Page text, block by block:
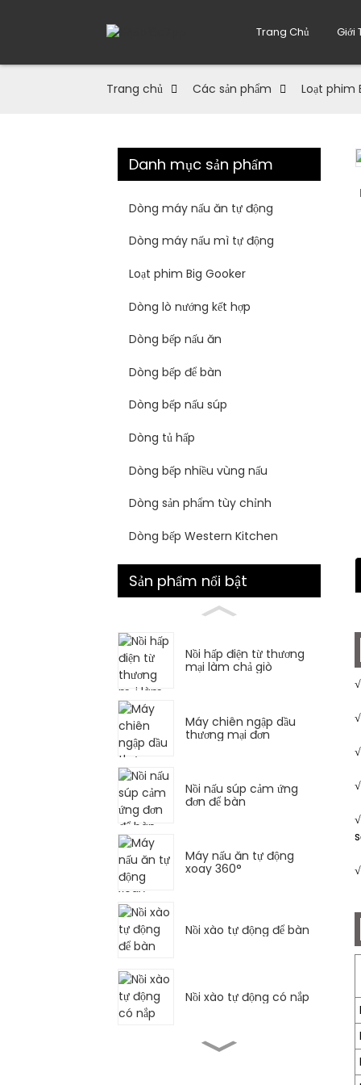
Trang Chủ Giới
Trang chủ Các sản phẩm Loạt phim
Danh mục sản phẩm
Dòng máy nấu ăn tự động
Dòng máy nấu mì tự động
Loạt phim Big Gooker
Dòng lò nướng kết hợp
Dòng bếp nấu ăn
Dòng bếp để bàn
Dòng bếp nấu súp
Dòng tủ hấp
Dòng bếp nhiều vùng nấu
Dòng sản phẩm tùy chỉnh
Dòng bếp Western Kitchen
Sản phẩm nổi bật
Nồi hấp điện từ thương
mại làm chả giò
Máy chiên ngập dầu
thương mại đơn
Nồi nấu súp cảm ứng
đơn để bàn
Máy nấu ăn tự động
xoay 360°
Nồi xào tự động để bàn
Nồi xào tự động có nắp
Loading...
Loading...